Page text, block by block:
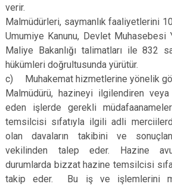
verir.
Malmüdürleri, saymanlık faaliyetlerini
Umumiye Kanunu, Devlet Muhasebesi
Maliye Bakanlığı talimatları ile 832
hükümleri doğrultusunda yürütür.
c) Muhakemat hizmetlerine yönelik
Malmüdürü, hazineyi ilgilendiren
eden işlerde gerekli
temsilcisi sıfatıyla ilgili adli
olan davaların takibini ve
vekilinden talep eder. Hazine
durumlarda bizzat hazine temsilcisi
takip eder. Bu iş ve işlemlerini